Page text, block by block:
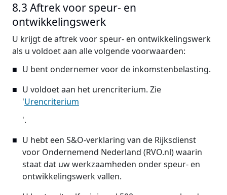
8.3 Aftrek voor speur- en
ontwikkelingswerk
U krijgt de aftrek voor speur- en ontwikkelingswerk
als u voldoet aan alle volgende voorwaarden:
U bent ondernemer voor de inkomstenbelasting.
U voldoet aan het urencriterium. Zie
'Urencriterium
'.
U hebt een S&O-verklaring van de Rijksdienst
voor Ondernemend Nederland (RVO.nl) waarin
staat dat uw werkzaamheden onder speur- en
ontwikkelingswerk vallen.